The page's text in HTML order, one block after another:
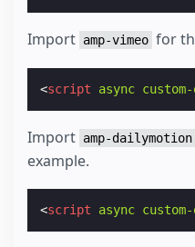
Import amp-vimeo for
<script async
Import amp-dailymotion
example.
<script async